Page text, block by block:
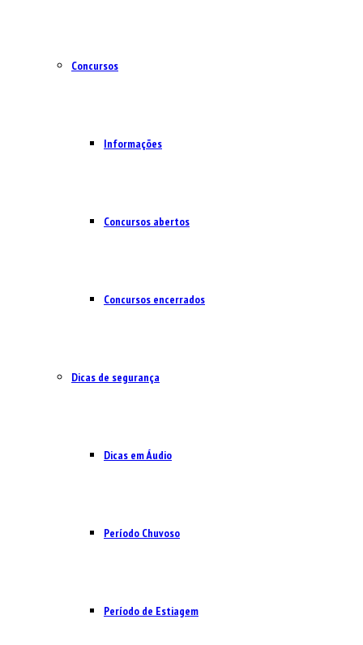
Concursos
Informações
Concursos abertos
Concursos encerrados
Dicas de segurança
Dicas em Áudio
Período Chuvoso
Período de Estiagem